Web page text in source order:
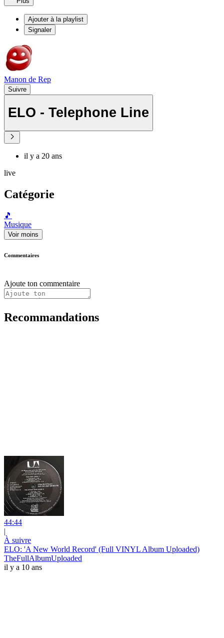
Ajouter à la playlist
Signaler
Manon de Rep
Suivre
ELO - Telephone Line
il y a 20 ans
live
Catégorie
🎵
Musique
Voir moins
Commentaires
Ajoute ton commentaire
Recommandations
44:44
|
À suivre
ELO: 'A New World Record' (Full VINYL Album Uploaded)
TheFullAlbumUploaded
il y a 10 ans